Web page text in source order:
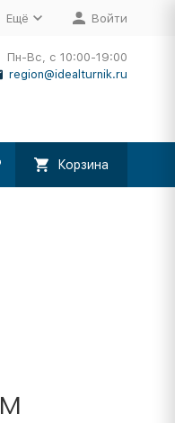
Ещё Войти
Пн-Вс, с 10:00-19:00
region@idealturnik.ru
Корзина